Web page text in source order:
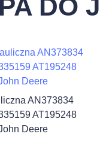
DO
AN373834
AT195248
Deere